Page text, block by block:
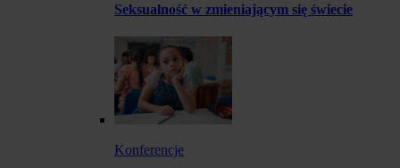
Seksualność w zmieniającym się świecie
Konferencje